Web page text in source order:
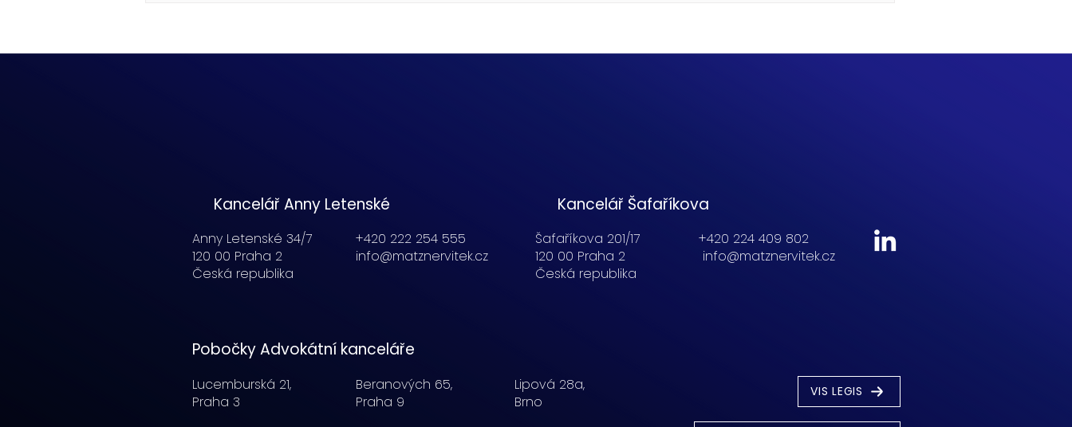
Kancelář Anny Letenské
Anny Letenské 34/7
120 00 Praha 2
Česká republika
+420 222 254 555
info@matznervitek.cz
Kancelář Šafaříkova
Šafaříkova 201/17
120 00 Praha 2
Česká republika
+420 224 409 802
info@matznervitek.cz
Pobočky Advokátní kanceláře
Lucemburská 21,
Praha 3
Beranových 65,
Praha 9
Lipová 28a,
Brno
VIS LEGIS